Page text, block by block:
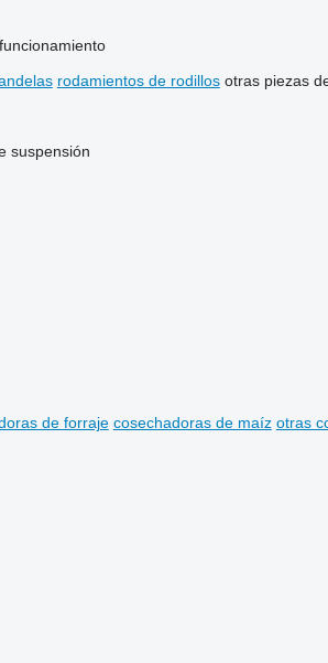
rodamientos de rodillos otras piezas
suspensión
de forraje cosechadoras de maíz otras